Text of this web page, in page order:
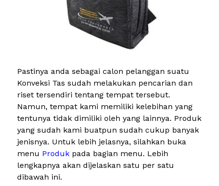
Pastinya anda sebagai calon pelanggan suatu
Konveksi Tas sudah melakukan pencarian dan
riset tersendiri tentang tempat tersebut.
Namun, tempat kami memiliki kelebihan yang
tentunya tidak dimiliki oleh yang lainnya. Produk
yang sudah kami buatpun sudah cukup banyak
jenisnya. Untuk lebih jelasnya, silahkan buka
menu Produk pada bagian menu. Lebih
lengkapnya akan dijelaskan satu per satu
dibawah ini.